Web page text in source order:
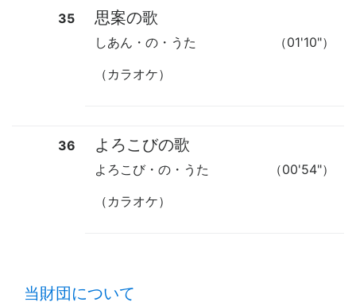
35 思案の歌
（01'10"）
しあん・の・うた
（カラオケ）
36 よろこびの歌
（00'54"）
よろこび・の・うた
（カラオケ）
当財団について